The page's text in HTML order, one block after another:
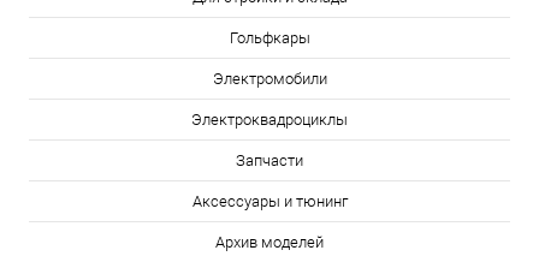
Гольфкары
Электромобили
Электроквадроциклы
Запчасти
Аксессуары и тюнинг
Архив моделей